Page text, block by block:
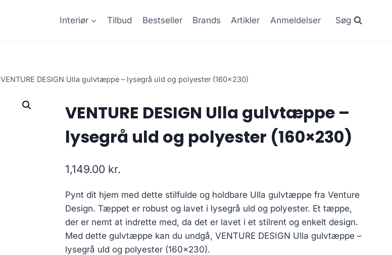
Interiør Tilbud Bestseller Brands Artikler Anmeldelser Søg
VENTURE DESIGN Ulla gulvtæppe – lysegrå uld og polyester (160×230)
VENTURE DESIGN Ulla gulvtæppe –
lysegrå uld og polyester (160×230)
1,149.00 kr.
Pynt dit hjem med dette stilfulde og holdbare Ulla gulvtæppe fra Venture
Design. Tæppet er robust og lavet i lysegrå uld og polyester. Et tæppe,
der er nemt at indrette med, da det er lavet i et stilrent og enkelt design.
Med dette gulvtæppe kan du undgå, VENTURE DESIGN Ulla gulvtæppe –
lysegrå uld og polyester (160×230).